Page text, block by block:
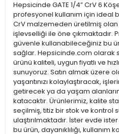
Hepsicinde GATE 1/4” CrV 6
profesyonel kullanım için ideal
CrV malzemeden üretilmiş olan
işlevselliği ile öne çıkmaktadır.
güvenle kullanabileceğiniz bu
sağlar. Hepsicinde.com olarak
ürünü kaliteli, uygun fiyatlı ve
sunuyoruz. Satın almak üzere
yaşantınızı kolaylaştıracak,
getirecek ya da yaşam
katacaktır. Ürünlerimiz, kalite
seçilmiş, titiz bir stok ve kontrol
ulaştırılmaktadır. İster evde
bu ürün, dayanıklılığı, kullanım